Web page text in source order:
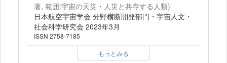
著, 範囲:宇宙の天災・人災と共存する人類)
日本航空宇宙学会 分野横断開発部門・宇宙人文・
社会科学研究会 2023年3月
ISSN 2758-7185
もっとみる